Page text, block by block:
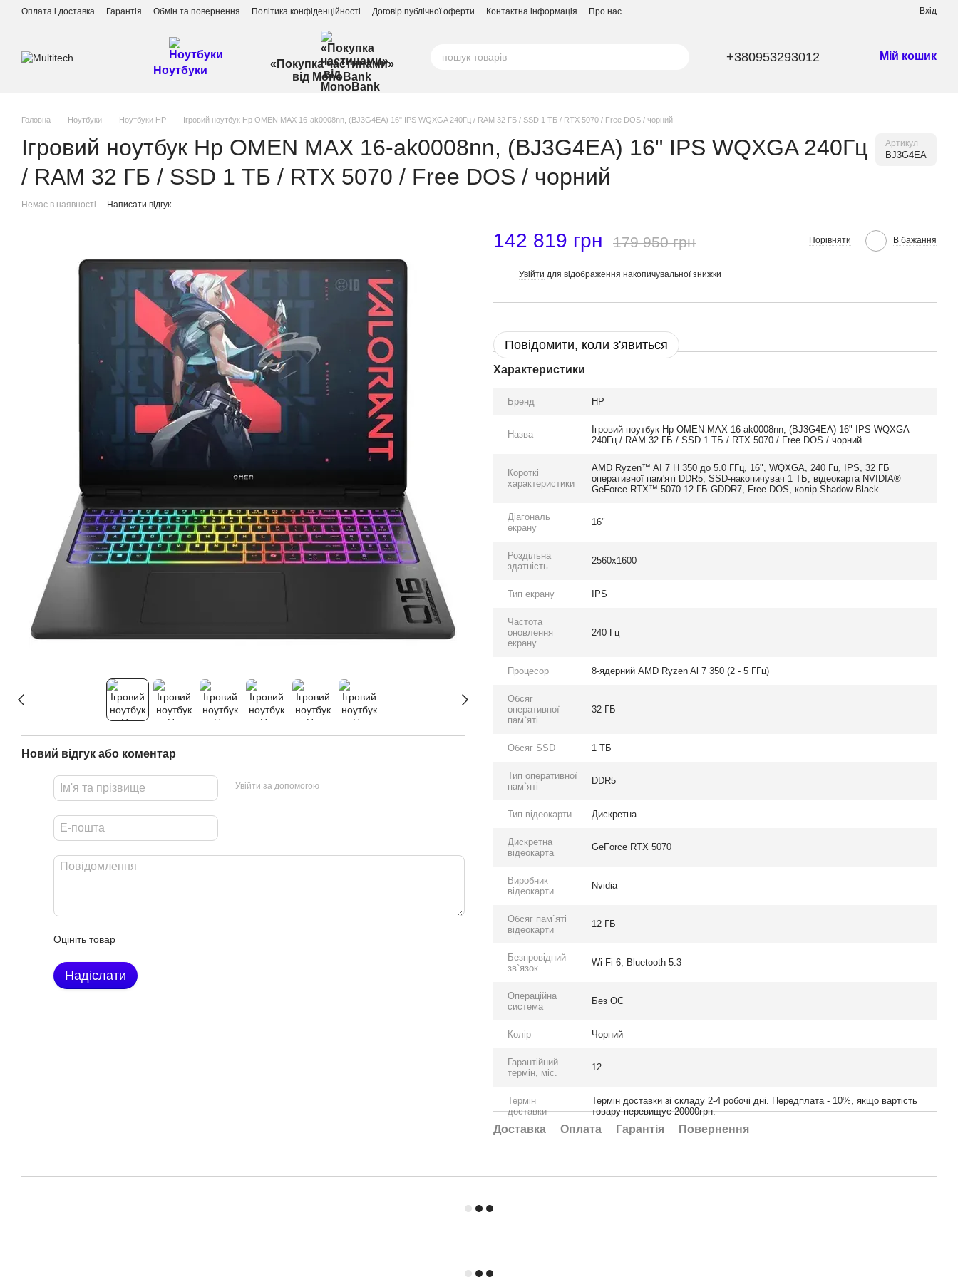
Перейти до основного контенту
Оплата і доставка Гарантія Обмін та повернення Політика конфіденційності Договір публічної оферти Контактна інформація Про нас Вхід
Ноутбуки
«Покупка частинами»
від MonoBank
+380953293012 Мій кошик
Головна Ноутбуки Ноутбуки HP Ігровий ноутбук Hp OMEN MAX 16-ak0008nn, (BJ3G4EA) 16" IPS WQXGA 240Гц / RAM 32 ГБ / SSD 1 ТБ / RTX 5070 / Free DOS / чорний
Ігровий ноутбук Hp OMEN MAX 16-ak0008nn, (BJ3G4EA) 16" IPS WQXGA 240Гц
/ RAM 32 ГБ / SSD 1 ТБ / RTX 5070 / Free DOS / чорний
Артикул
BJ3G4EA
Немає в наявності Написати відгук
Новий відгук або коментар
Увійти за допомогою
Оцініть товар
Надіслати
142 819 грн 179 950 грн Порівняти В бажання
Увійти для відображення накопичувальної знижки
Повідомити, коли з'явиться
Характеристики
Бренд HP
Назва
Ігровий ноутбук Hp OMEN MAX 16-ak0008nn, (BJ3G4EA) 16" IPS WQXGA
240Гц / RAM 32 ГБ / SSD 1 ТБ / RTX 5070 / Free DOS / чорний
Короткі
характеристики
AMD Ryzen™ AI 7 H 350 до 5.0 ГГц, 16", WQXGA, 240 Гц, IPS, 32 ГБ
оперативної пам'яті DDR5, SSD-накопичувач 1 ТБ, відеокарта NVIDIA®
GeForce RTX™ 5070 12 ГБ GDDR7, Free DOS, колір Shadow Black
Діагональ
екрану
16"
Роздільна
здатність
2560x1600
Тип екрану IPS
Частота
оновлення
екрану
240 Гц
Процесор 8-ядерний AMD Ryzen Al 7 350 (2 - 5 ГГц)
Обсяг
оперативної
пам`яті
32 ГБ
Обсяг SSD 1 ТБ
Тип оперативної
пам`яті
DDR5
Тип відеокарти Дискретна
Дискретна
відеокарта
GeForce RTX 5070
Виробник
відеокарти
Nvidia
Обсяг пам`яті
відеокарти
12 ГБ
Безпровідний
зв`язок
Wi-Fi 6, Bluetooth 5.3
Операційна
система
Без ОС
Колір Чорний
Гарантійний
термін, міс.
12
Термін
доставки
Термін доставки зі складу 2-4 робочі дні. Передплата - 10%, якщо вартість
товару перевищує 20000грн.
Доставка Оплата Гарантія Повернення